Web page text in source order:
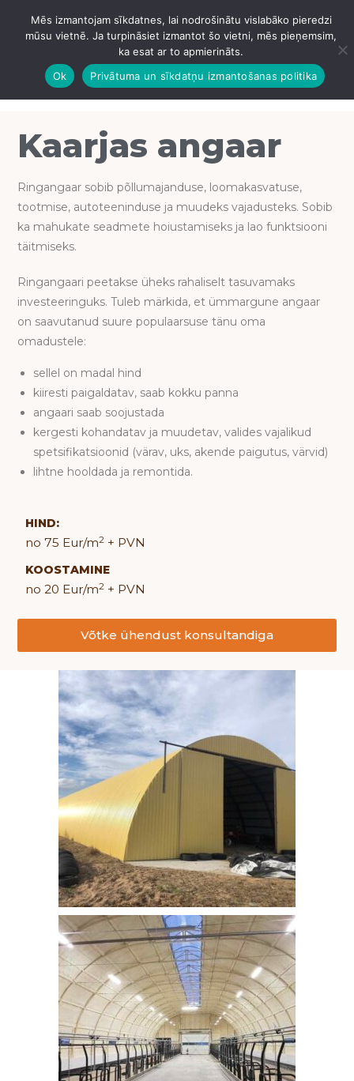
IZVĒLNE
Kaarjas angaar
Ringangaar sobib põllumajanduse, loomakasvatuse,
tootmise, autoteeninduse ja muudeks vajadusteks. Sobib
ka mahukate seadmete hoiustamiseks ja lao funktsiooni
täitmiseks.
Ringangaari peetakse üheks rahaliselt tasuvamaks
investeeringuks. Tuleb märkida, et ümmargune angaar
on saavutanud suure populaarsuse tänu oma
omadustele:
sellel on madal hind
kiiresti paigaldatav, saab kokku panna
angaari saab soojustada
kergesti kohandatav ja muudetav, valides vajalikud
spetsifikatsioonid (värav, uks, akende paigutus, värvid)
lihtne hooldada ja remontida.
HIND:
no 75 Eur/m2 + PVN
KOOSTAMINE
no 20 Eur/m2 + PVN
Võtke ühendust konsultandiga
Mēs izmantojam sīkdatnes, lai nodrošinātu vislabāko pieredzi
mūsu vietnē. Ja turpināsiet izmantot šo vietni, mēs pieņemsim,
ka esat ar to apmierināts.
Ok
Privātuma un sīkdatņu izmantošanas politika